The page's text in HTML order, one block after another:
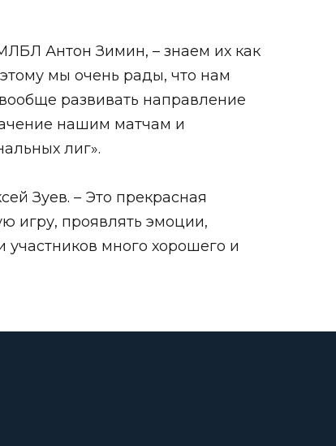
Антон Зимин, – знаем их как
мы очень рады, что нам
развивать направление
нашим матчам и
лиг».
Зуев. – Это прекрасная
игру, проявлять эмоции,
много хорошего и